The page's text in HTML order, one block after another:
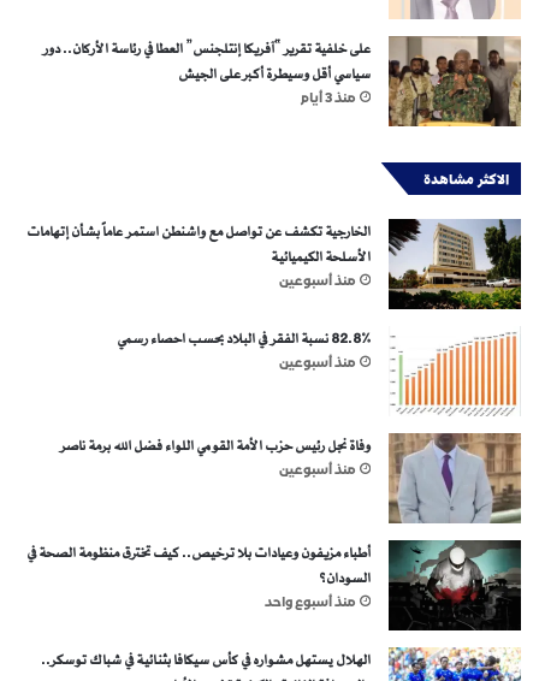
على خلفية تقرير “آفريكا إنتلجنس” العطا في رئاسة الأركان.. دور
سياسي أقل وسيطرة أكبر على الجيش
منذ 3 أيام
الاكثر مشاهدة
الخارجية تكشف عن تواصل مع واشنطن استمر عاماً بشأن إتهامات
الأسلحة الكيميائية
منذ أسبوعين
82.8% نسبة الفقر في البلاد بحسب احصاء رسمي
منذ أسبوعين
وفاة نجل رئيس حزب الأمة القومي اللواء فضل الله برمة ناصر
منذ أسبوعين
أطباء مزيفون وعيادات بلا ترخيص.. كيف تخترق منظومة الصحة في
السودان؟
منذ أسبوع واحد
الهلال يستهل مشواره في كأس سيكافا بثنائية في شباك توسكر..